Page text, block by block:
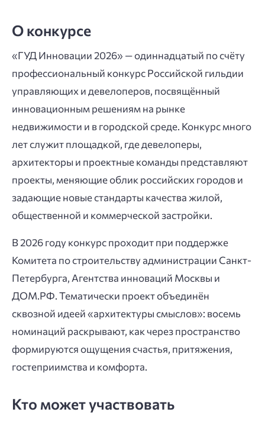
О конкурсе
«ГУД Инновации 2026» — одиннадцатый по счёту
профессиональный конкурс Российской гильдии
управляющих и девелоперов, посвящённый
инновационным решениям на рынке
недвижимости и в городской среде. Конкурс много
лет служит площадкой, где девелоперы,
архитекторы и проектные команды представляют
проекты, меняющие облик российских городов и
задающие новые стандарты качества жилой,
общественной и коммерческой застройки.
В 2026 году конкурс проходит при поддержке
Комитета по строительству администрации Санкт-
Петербурга, Агентства инноваций Москвы и
ДОМ.РФ. Тематически проект объединён
сквозной идеей «архитектуры смыслов»: восемь
номинаций раскрывают, как через пространство
формируются ощущения счастья, притяжения,
гостеприимства и комфорта.
Кто может участвовать